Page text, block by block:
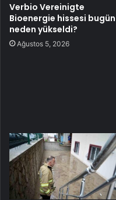
Verbio Vereinigte
Bioenergie hissesi bugün
neden yükseldi?
Ağustos 5, 2026